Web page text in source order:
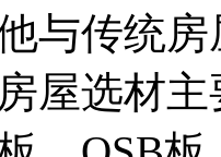
与传统
屋选材